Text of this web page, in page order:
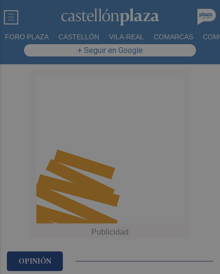
FORO PLAZA CASTELLÓN VILA-REAL COMARCAS
+ Seguir en Google
OPINIÓN